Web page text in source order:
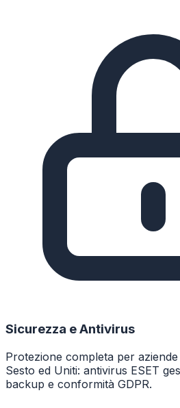
Sicurezza e Antivirus
Protezione completa per
Sesto ed Uniti: antivirus ESET
backup e conformità GDPR.